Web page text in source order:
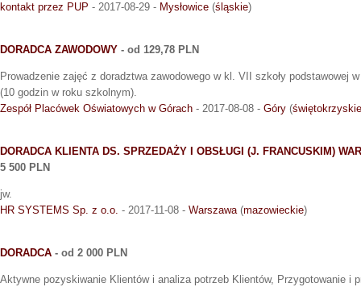
kontakt przez PUP - 2017-08-29 - Mysłowice (śląskie)
DORADCA ZAWODOWY - od 129,78 PLN
Prowadzenie zajęć z doradztwa zawodowego w kl. VII szkoły podstawowej
(10 godzin w roku szkolnym).
Zespół Placówek Oświatowych w Górach - 2017-08-08 - Góry (świętokrzyskie
DORADCA KLIENTA DS. SPRZEDAŻY I OBSŁUGI (J. FRANCUSKIM)
5 500 PLN
jw.
HR SYSTEMS Sp. z o.o. - 2017-11-08 - Warszawa(mazowieckie)
DORADCA - od 2 000 PLN
Aktywne pozyskiwanie Klientów i analiza potrzeb Klientów, Przygotowanie i